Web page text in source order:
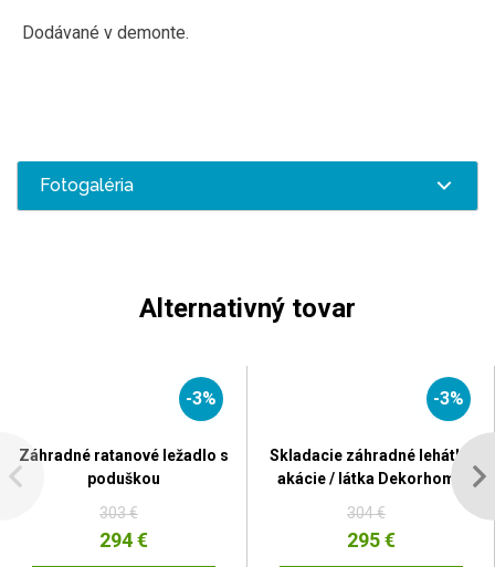
Dodávané v demonte.
Fotogaléria
Alternativný tovar
-3%
Záhradné ratanové ležadlo s
poduškou
303 €
294 €
-3%
Skladacie záhradné lehátko
akácie / látka Dekorhome
304 €
295 €